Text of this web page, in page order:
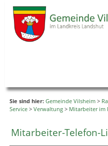
Sie sind hier: Gemeinde Vilsheim >
Service > Verwaltung > Mitarbeiter im
Mitarbeiter-Telefon-